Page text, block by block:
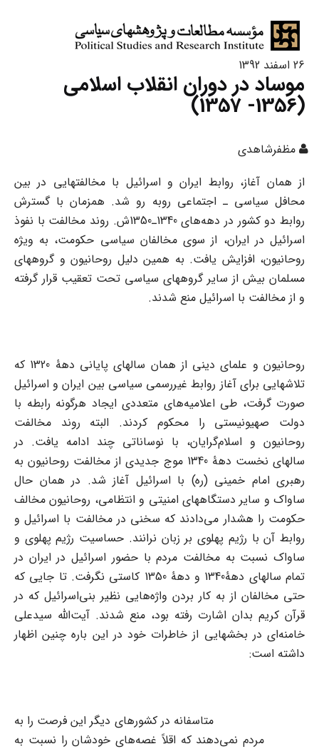
26 اسفند 1392
موساد در دوران انقلاب‌ اسلامی
(1356- 1357)
مظفرشاهدی
از همان آغاز، روابط ایران و اسرائیل با مخالفتهایی در بین
محافل سیاسی ـ اجتماعی روبه رو شد. همزمان با گسترش
روابط دو کشور در دهه‌های 1340ـ1350ش. روند مخالفت با نفوذ
اسرائیل در ایران، از سوی مخالفان سیاسی حکومت، به ویژه
روحانیون، افزایش یافت. به همین دلیل روحانیون و گروههای
مسلمان بیش از سایر گروههای سیاسی تحت تعقیب قرار گرفته
و از مخالفت با اسرائیل منع شدند.
روحانیون و علمای دینی از همان سالهای پایانی دهۀ 1320 که
تلاشهایی برای آغاز روابط غیررسمی سیاسی بین ایران و اسرائیل
صورت گرفت، طی اعلامیه‌های متعددی ایجاد هرگونه رابطه با
دولت صهیونیستی را محکوم کردند. البته روند مخالفت
روحانیون و اسلام‌گرایان، با نوساناتی چند ادامه یافت. در
سالهای نخست دهۀ 1340 موج جدیدی از مخالفت روحانیون به
رهبری امام‌ خمینی (ره) با اسرائیل آغاز شد. در همان حال
ساواک و سایر دستگاههای امنیتی و انتظامی، روحانیون مخالف
حکومت را هشدار می‌دادند که سخنی در مخالفت با اسرائیل و
روابط آن با رژیم پهلوی بر زبان نرانند. حساسیت رژیم پهلوی و
ساواک نسبت به مخالفت مردم با حضور اسرائیل در ایران در
تمام سالهای دهۀ1340 و دهۀ 1350 کاستی نگرفت. تا جایی که
حتی مخالفان از به کار بردن واژه‌هایی نظیر بنی‌اسرائیل که در
قرآن کریم بدان اشارت رفته بود، منع شدند. آیت‌الله سیدعلی
خامنه‌ای در بخشهایی از خاطرات خود در این باره چنین اظهار
داشته است:
متاسفانه در کشورهای دیگر این فرصت را به
مردم نمی‌دهند که اقلاً غصه‌های خودشان را نسبت به